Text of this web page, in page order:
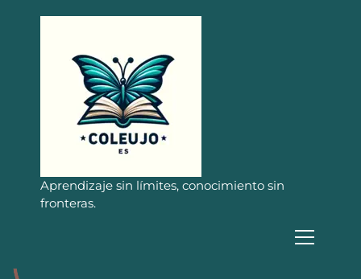
Aprendizaje sin límites, conocimiento sin
fronteras.